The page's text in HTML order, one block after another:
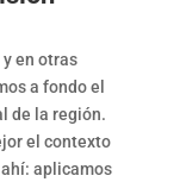
en otras
a fondo el
de la región.
el contexto
aplicamos